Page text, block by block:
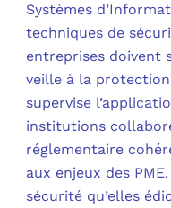
Systèmes
techniques de
entreprises doivent
veille à la
supervise
institutions
réglementaire
aux enjeux des
sécurité qu’elles